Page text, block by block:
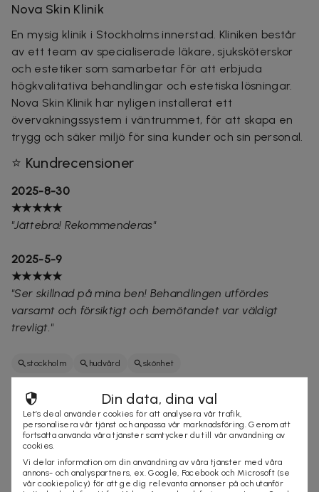
Nova Skin Klinik
En mysig klinik i Stockholms innerstad. Kliniken består
av ett team av specialiserade läkare, sjuksköterskor
och estetiker som samarbetar för att erbjuda
högkvalitativa behandlingar och estetiska lösningar.
Nova Skin Klinik har nyligen installerat ett
övervakningssystem i väntrummet, för att skapa en
trygg och säker miljö för sina kunder och sin personal.
⭐ Kundrecensioner
2025-8-30
★★★★★
"Jättebra! Rekommenderas"
2025-5-9
★★★★★
"Ser skillnad på mina ben! Behandlingen utfördes
varsamt och försiktigt och bemötandet var väldigt
trevligt."
stockholm hudvård skönhet
Säljes av
Nova Skin Klinik
Organisationsnummer
Din data, dina val
Let’s deal använder cookies för att analysera vår trafik,
personalisera vår tjänst och anpassa vår marknadsföring. Genom att
fortsätta använda våra tjänster samtycker du till vår användning av
cookies.
Vi delar information om din användning av våra tjänster med våra
annons- och analyspartners, ex. Google, Facebook och Microsoft (se
vår cookiepolicy) för att ge dig relevanta annonser på och utanför